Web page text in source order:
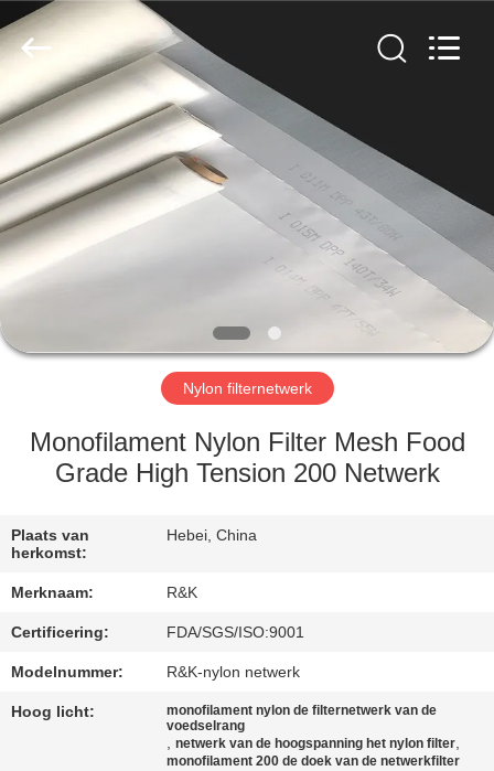
HUIS
PRODUCTEN
ONGEVEER
ONS
FABRIEKSREIS
KWALITEITSCONTROLE
CONTACTEER
ONS
NIEUWS
VERZOEK
OM EEN
Hebei
Reking
Wire
Mesh
Rights
Reserved.
Nylon filternetwerk
Monofilament Nylon Filter Mesh Food
Grade High Tension 200 Netwerk
Plaats van
herkomst:
Hebei, China
Merknaam: R&K
Certificering: FDA/SGS/ISO:9001
Modelnummer: R&K-nylon netwerk
Hoog licht:
monofilament nylon de filternetwerk van de
voedselrang
,netwerk van de hoogspanning het nylon filter,
monofilament 200 de doek van de netwerkfilter